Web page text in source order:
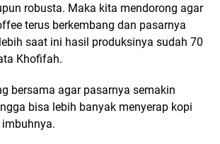
robusta. Maka kita mendorong agar
terus berkembang dan pasarnya
saat ini hasil produksinya sudah 70
Khofifah.
bersama agar pasarnya semakin
bisa lebih banyak menyerap kopi
imbuhnya.